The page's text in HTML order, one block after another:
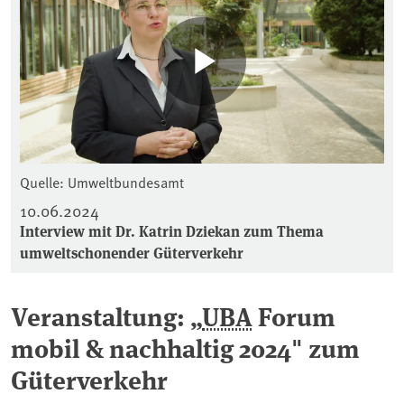
Quelle: Umweltbundesamt
10.06.2024
Interview mit Dr. Katrin Dziekan zum Thema
umweltschonender Güterverkehr
Veranstaltung: „UBAForum
mobil & nachhaltig 2024" zum
Güterverkehr